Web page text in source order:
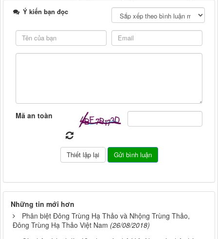
Ý kiến bạn đọc
Mã an toàn
Những tin mới hơn
Phân biệt Đông Trùng Hạ Thảo và Nhộng Trùng Thảo,
Đông Trùng Hạ Thảo Việt Nam (26/08/2018)